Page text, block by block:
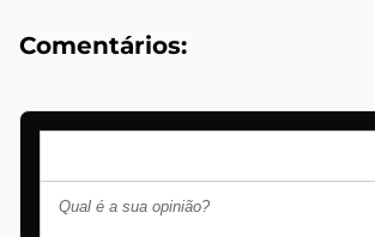
Comentários: